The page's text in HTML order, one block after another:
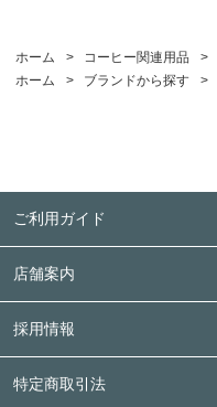
ホーム > コーヒー関連用品 >
ホーム
> ブランドから探す >
ご利用ガイド
店舗案内
採用情報
特定商取引法